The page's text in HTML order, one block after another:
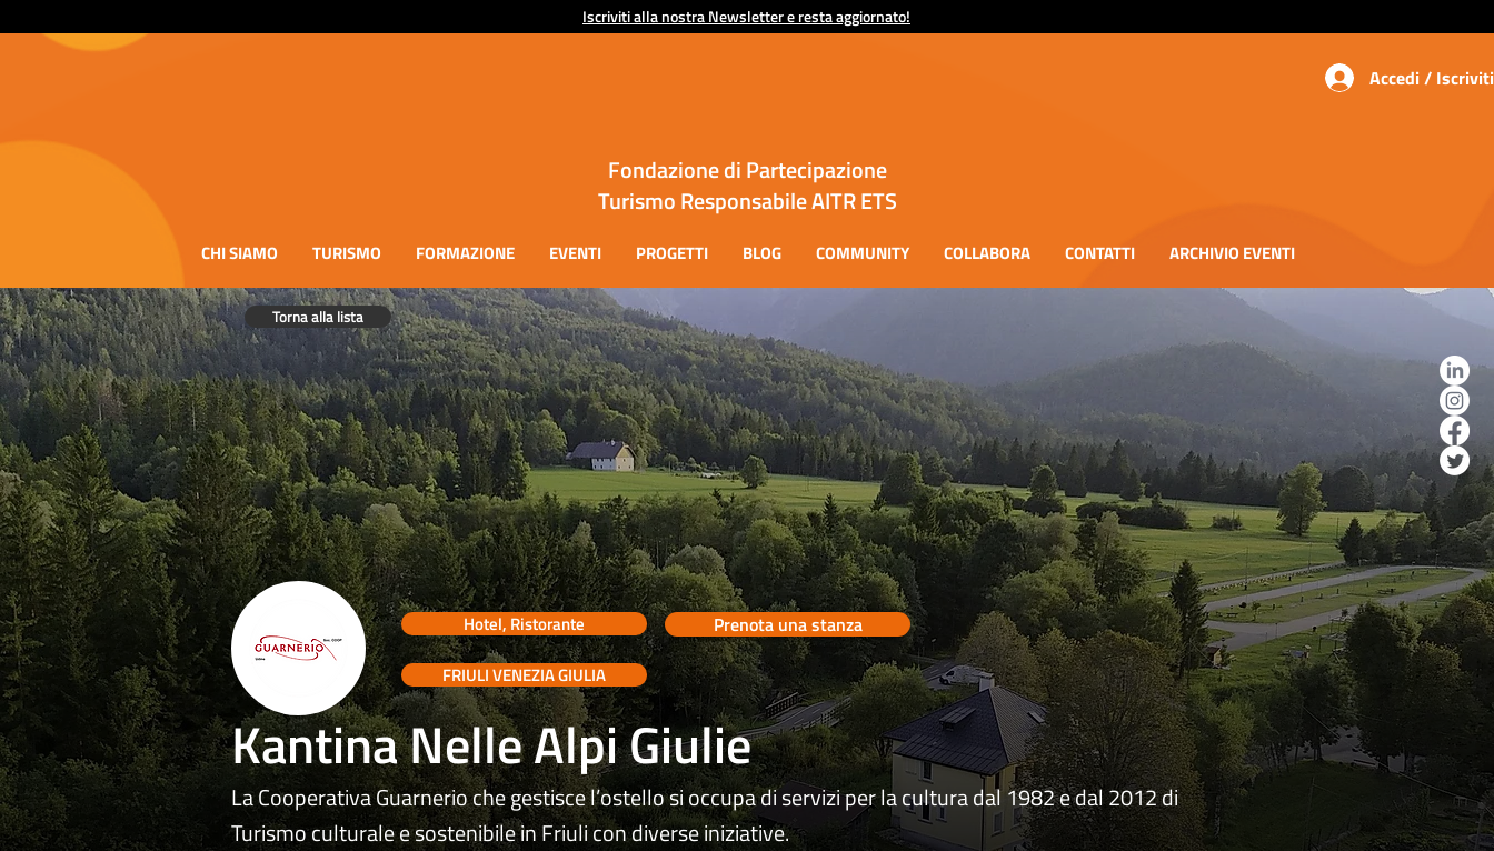
Iscriviti alla nostra Newsletter e resta aggiornato!
Accedi / Iscriviti
Fondazione di Partecipazione
Turismo Responsabile AITR ETS
CHI SIAMO TURISMO FORMAZIONE EVENTI PROGETTI BLOG COMMUNITY COLLABORA CONTATTI ARCHIVIO EVENTI
Torna alla lista
Prenota una stanza
Kantina Nelle Alpi Giulie
FRIULI VENEZIA GIULIA
Hotel, Ristorante
La Cooperativa Guarnerio che gestisce l’ostello si occupa di servizi per la cultura dal 1982 e dal 2012 di
Turismo culturale e sostenibile in Friuli con diverse iniziative.